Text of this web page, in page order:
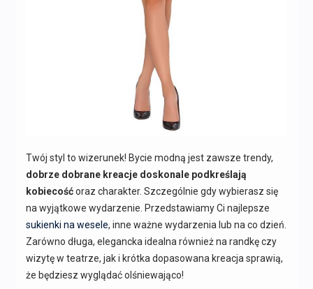
Twój styl to wizerunek! Bycie modną jest zawsze trendy,
dobrze dobrane kreacje doskonale podkreślają
kobiecośćoraz charakter. Szczególnie gdy wybierasz się
na wyjątkowe wydarzenie. Przedstawiamy Ci najlepsze
sukienki na wesele, inne ważne wydarzenia lub na co dzień.
Zarówno długa, elegancka idealna również na randkę czy
wizytę w teatrze, jak i krótka dopasowana kreacja sprawią,
że będziesz wyglądać olśniewająco!